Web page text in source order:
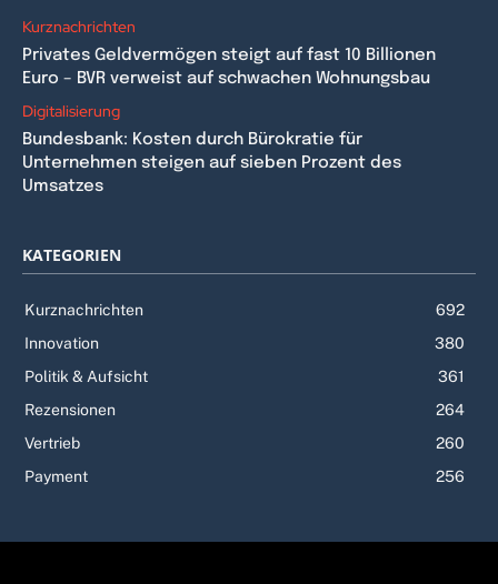
Kurznachrichten
Privates Geldvermögen steigt auf fast 10 Billionen
Euro – BVR verweist auf schwachen Wohnungsbau
Digitalisierung
Bundesbank: Kosten durch Bürokratie für
Unternehmen steigen auf sieben Prozent des
Umsatzes
KATEGORIEN
Kurznachrichten
692
Innovation
380
Politik & Aufsicht
361
Rezensionen
264
Vertrieb
260
Payment
256